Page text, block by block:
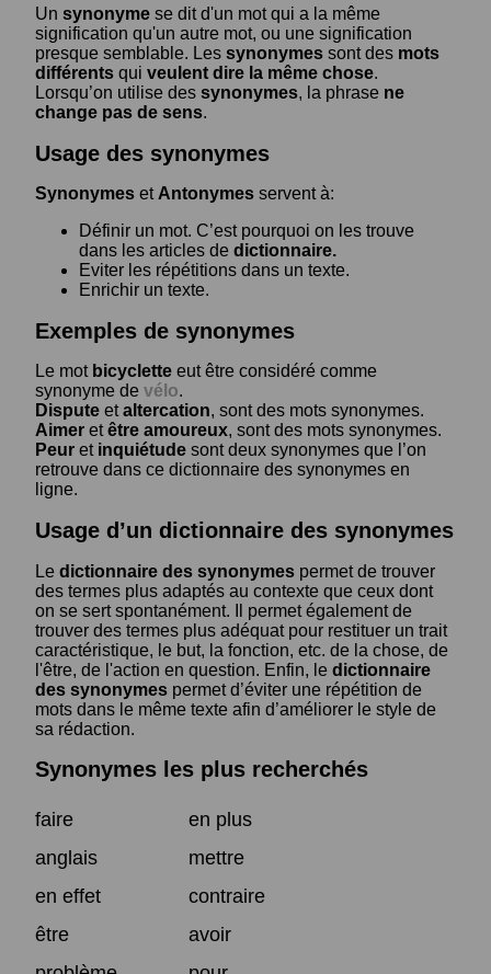
Un synonyme se dit d'un mot qui a la même
signification qu'un autre mot, ou une signification
presque semblable. Les synonymes sont des mots
différents qui veulent dire la même chose.
Lorsqu’on utilise des synonymes, la phrase ne
change pas de sens.
Usage des synonymes
Synonymes et Antonymes servent à:
Définir un mot. C’est pourquoi on les trouve
dans les articles de dictionnaire.
Eviter les répétitions dans un texte.
Enrichir un texte.
Exemples de synonymes
Le mot bicyclette eut être considéré comme
synonyme de vélo.
Dispute etaltercation, sont des mots synonymes.
Aimer etêtre amoureux, sont des mots synonymes.
Peur et inquiétude sont deux synonymes que l’on
retrouve dans ce dictionnaire des synonymes en
ligne.
Usage d’un dictionnaire des synonymes
Le dictionnaire des synonymes permet de trouver
des termes plus adaptés au contexte que ceux dont
on se sert spontanément. Il permet également de
trouver des termes plus adéquat pour restituer un trait
caractéristique, le but, la fonction, etc. de la chose, de
l'être, de l'action en question. Enfin, le dictionnaire
des synonymes permet d’éviter une répétition de
mots dans le même texte afin d’améliorer le style de
sa rédaction.
Synonymes les plus recherchés
faire
en plus
anglais
mettre
en effet
contraire
être
avoir